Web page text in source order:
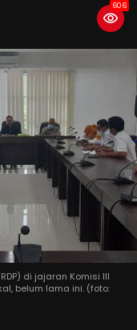
606
di jajaran Komisi III
belum lama ini. (foto: